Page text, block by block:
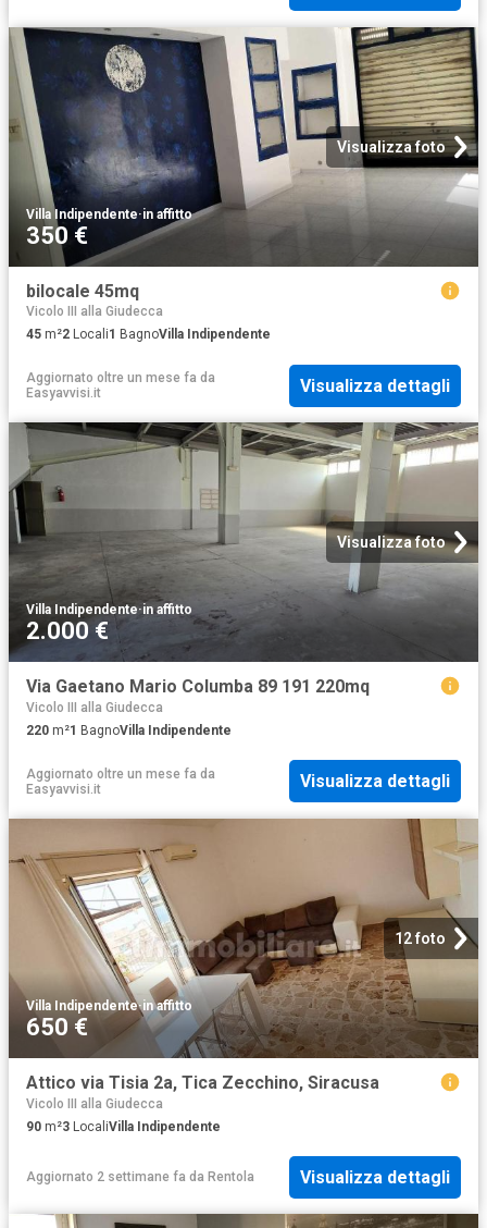
Visualizza foto
Villa Indipendente·in affitto
350 €
bilocale 45mq
Vicolo III alla Giudecca
45 m²2 Locali1 BagnoVilla Indipendente
Aggiornato oltre un mese fa da
Easyavvisi.it
Visualizza dettagli
Visualizza foto
Villa Indipendente·in affitto
2.000 €
Via Gaetano Mario Columba 89 191 220mq
Vicolo III alla Giudecca
220 m²1 BagnoVilla Indipendente
Aggiornato oltre un mese fa da
Easyavvisi.it
Visualizza dettagli
12 foto
Villa Indipendente·in affitto
650 €
Attico via Tisia 2a, Tica Zecchino, Siracusa
Vicolo III alla Giudecca
90 m²3 LocaliVilla Indipendente
Aggiornato 2 settimane fa da Rentola Visualizza dettagli